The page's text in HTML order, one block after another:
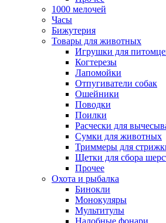
1000 мелочей
Часы
Бижутерия
Товары для животных
Игрушки для
Когтерезы
Лапомойки
Отпугиватели собак
Ошейники
Поводки
Поилки
Расчески для
Сумки для животных
Триммеры для
Щетки для сбора
Прочее
Охота и рыбалка
Бинокли
Монокуляры
Мультитулы
Налобные фонари